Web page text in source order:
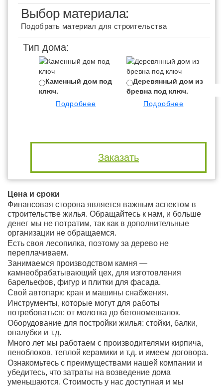
Выбор материала:
Подобрать материал для строительства
Тип дома:
Каменный дом под
ключ.
Подробнее
Деревянный дом из
бревна под ключ.
Подробнее
Заказать
Цена и сроки
Финансовая сторона является важным аспектом в
строительстве жилья. Обращайтесь к нам, и больше
денег мы не потратим, так как в дополнительные
организации не обращаемся.
Есть своя лесопилка, поэтому за дерево не
переплачиваем.
Занимаемся производством камня —
камнеобрабатывающий цех, для изготовления
барельефов, фигур и плитки для фасада.
Свой автопарк: кран и машины снабжения.
Инструменты, которые могут для работы
потребоваться: от молотка до бетономешалок.
Оборудование для постройки жилья: стойки, балки,
опалубки и т.д.
Много лет мы работаем с производителями кирпича,
пеноблоков, теплой керамики и т.д. и имеем договора.
Ознакомьтесь с преимуществами нашей компании и
убедитесь, что затраты на возведение дома
уменьшаются. Стоимость у нас доступная и мы